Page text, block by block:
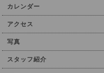
カレンダー
アクセス
写真
スタッフ紹介